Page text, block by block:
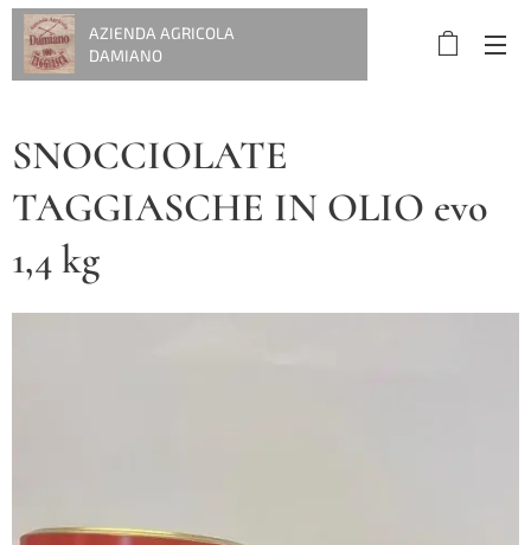
AZIENDA AGRICOLA
DAMIANO
SNOCCIOLATE
TAGGIASCHE IN OLIO evo
1,4 kg